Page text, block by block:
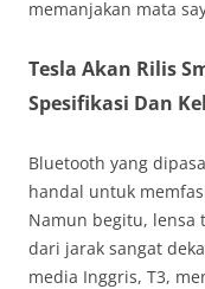
memanjakan mata
Tesla Akan Rilis
Spesifikasi Dan
Bluetooth yang
handal untuk
Namun begitu, lensa
dari jarak sangat
media Inggris, T3,